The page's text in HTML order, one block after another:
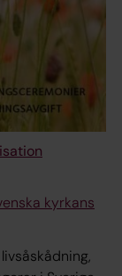
kyrkans